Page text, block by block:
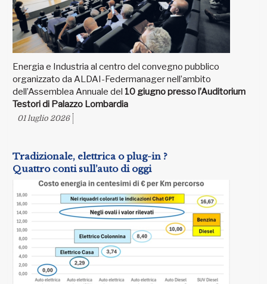
Energia e Industria al centro del convegno pubblico
organizzato da ALDAI-Federmanager nell’ambito
dell’Assemblea Annuale del 10 giugno presso l’Auditorium
Testori di Palazzo Lombardia
01 luglio 2026
Tradizionale, elettrica o plug-in ?
Quattro conti sull’auto di oggi